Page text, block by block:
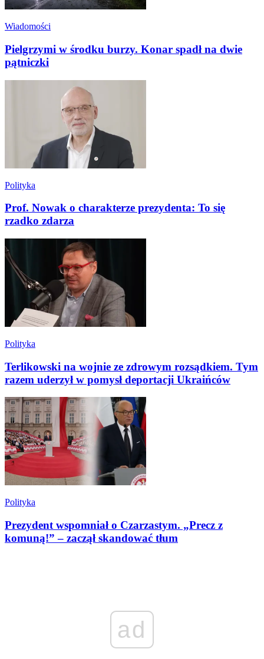
Wiadomości
Pielgrzymi w środku burzy. Konar spadł na dwie
pątniczki
Polityka
Prof. Nowak o charakterze prezydenta: To się
rzadko zdarza
Polityka
Terlikowski na wojnie ze zdrowym rozsądkiem. Tym
razem uderzył w pomysł deportacji Ukraińców
Polityka
Prezydent wspomniał o Czarzastym. „Precz z
komuną!” – zaczął skandować tłum
ad